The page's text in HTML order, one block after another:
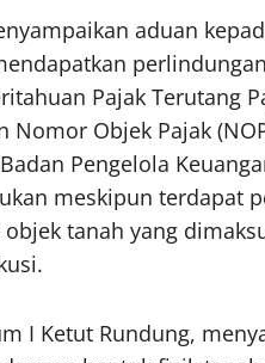
aduan
Pajak Terutang
Objek Pajak
Pengelola
meskipun terdapat
tanah yang
I Ketut Rundung,